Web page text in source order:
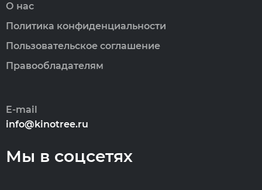
О нас
Политика конфиденциальности
Пользовательское соглашение
Правообладателям
E-mail
info@kinotree.ru
Мы в соцсетях